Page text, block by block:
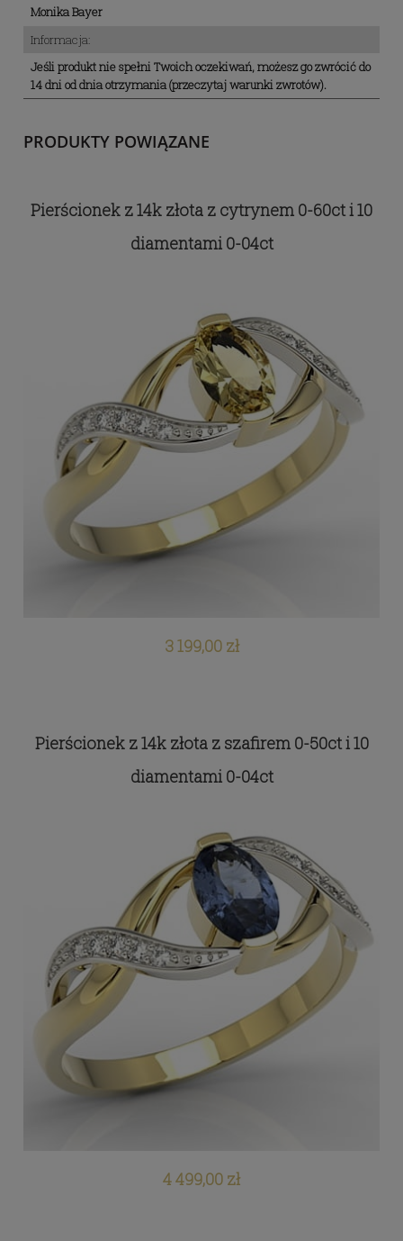
Monika Bayer
Informacja:
Jeśli produkt nie spełni Twoich oczekiwań, możesz go zwrócić do
14 dni od dnia otrzymania (przeczytaj warunki zwrotów).
PRODUKTY POWIĄZANE
Pierścionek z 14k złota z cytrynem 0-60ct i 10
diamentami 0-04ct
3 199,00 zł
Pierścionek z 14k złota z szafirem 0-50ct i 10
diamentami 0-04ct
4 499,00 zł